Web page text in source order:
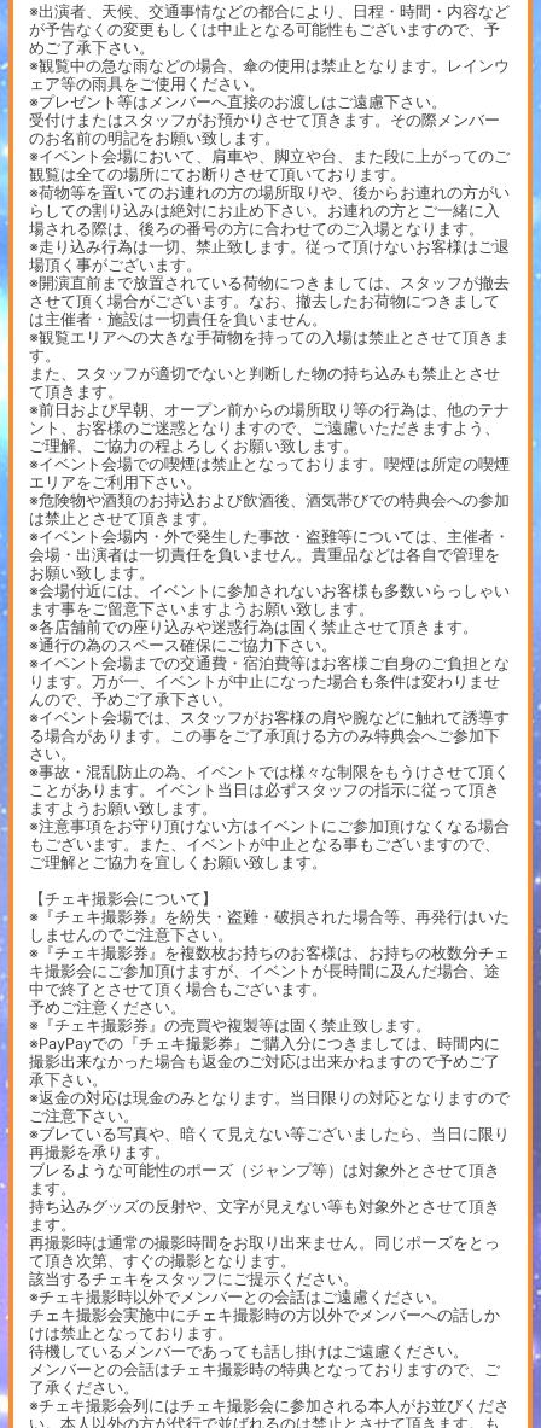
※出演者、天候、交通事情などの都合により、日程・時間・内容など
が予告なくの変更もしくは中止となる可能性もございますので、予
めご了承下さい。
※観覧中の急な雨などの場合、傘の使用は禁止となります。レインウ
ェア等の雨具をご使用ください。
※プレゼント等はメンバーへ直接のお渡しはご遠慮下さい。
受付けまたはスタッフがお預かりさせて頂きます。その際メンバー
のお名前の明記をお願い致します。
※イベント会場において、肩車や、脚立や台、また段に上がってのご
観覧は全ての場所にてお断りさせて頂いております。
※荷物等を置いてのお連れの方の場所取りや、後からお連れの方がい
らしての割り込みは絶対にお止め下さい。お連れの方とご一緒に入
場される際は、後ろの番号の方に合わせてのご入場となります。
※走り込み行為は一切、禁止致します。従って頂けないお客様はご退
場頂く事がございます。
※開演直前まで放置されている荷物につきましては、スタッフが撤去
させて頂く場合がございます。なお、撤去したお荷物につきまして
は主催者・施設は一切責任を負いません。
※観覧エリアへの大きな手荷物を持っての入場は禁止とさせて頂きま
す。
また、スタッフが適切でないと判断した物の持ち込みも禁止とさせ
て頂きます。
※前日および早朝、オープン前からの場所取り等の行為は、他のテナ
ント、お客様のご迷惑となりますので、ご遠慮いただきますよう、
ご理解、ご協力の程よろしくお願い致します。
※イベント会場での喫煙は禁止となっております。喫煙は所定の喫煙
エリアをご利用下さい。
※危険物や酒類のお持込および飲酒後、酒気帯びでの特典会への参加
は禁止とさせて頂きます。
※イベント会場内・外で発生した事故・盗難等については、主催者・
会場・出演者は一切責任を負いません。貴重品などは各自で管理を
お願い致します。
※会場付近には、イベントに参加されないお客様も多数いらっしゃい
ます事をご留意下さいますようお願い致します。
※各店舗前での座り込みや迷惑行為は固く禁止させて頂きます。
※通行の為のスペース確保にご協力下さい。
※イベント会場までの交通費・宿泊費等はお客様ご自身のご負担とな
ります。万が一、イベントが中止になった場合も条件は変わりませ
んので、予めご了承下さい。
※イベント会場では、スタッフがお客様の肩や腕などに触れて誘導す
る場合があります。この事をご了承頂ける方のみ特典会へご参加下
さい。
※事故・混乱防止の為、イベントでは様々な制限をもうけさせて頂く
ことがあります。イベント当日は必ずスタッフの指示に従って頂き
ますようお願い致します。
※注意事項をお守り頂けない方はイベントにご参加頂けなくなる場合
もございます。また、イベントが中止となる事もございますので、
ご理解とご協力を宜しくお願い致します。
【チェキ撮影会について】
※『チェキ撮影券』を紛失・盗難・破損された場合等、再発行はいた
しませんのでご注意下さい。
※『チェキ撮影券』を複数枚お持ちのお客様は、お持ちの枚数分チェ
キ撮影会にご参加頂けますが、イベントが長時間に及んだ場合、途
中で終了とさせて頂く場合もございます。
予めご注意ください。
※『チェキ撮影券』の売買や複製等は固く禁止致します。
※PayPayでの『チェキ撮影券』ご購入分につきましては、時間内に
撮影出来なかった場合も返金のご対応は出来かねますので予めご了
承下さい。
※返金の対応は現金のみとなります。当日限りの対応となりますので
ご注意下さい。
※ブレている写真や、暗くて見えない等ございましたら、当日に限り
再撮影を承ります。
ブレるような可能性のポーズ（ジャンプ等）は対象外とさせて頂き
ます。
持ち込みグッズの反射や、文字が見えない等も対象外とさせて頂き
ます。
再撮影時は通常の撮影時間をお取り出来ません。同じポーズをとっ
て頂き次第、すぐの撮影となります。
該当するチェキをスタッフにご提示ください。
※チェキ撮影時以外でメンバーとの会話はご遠慮ください。
チェキ撮影会実施中にチェキ撮影時の方以外でメンバーへの話しか
けは禁止となっております。
待機しているメンバーであっても話し掛けはご遠慮ください。
メンバーとの会話はチェキ撮影時の特典となっておりますので、ご
了承ください。
※チェキ撮影会列にはチェキ撮影会に参加される本人がお並びくださ
い。本人以外の方が代行で並ばれるのは禁止とさせて頂きます。も